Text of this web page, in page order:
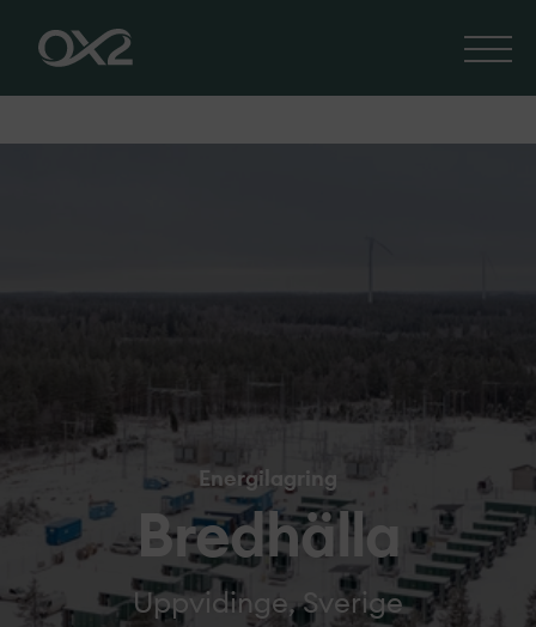
Energilagring
Bredhälla
Uppvidinge, Sverige